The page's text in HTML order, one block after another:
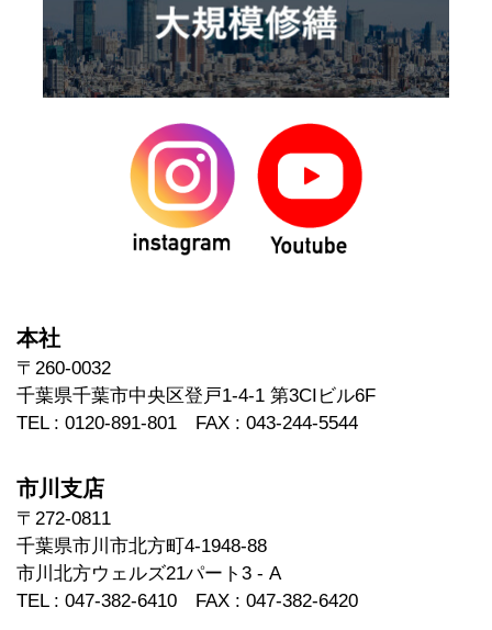
本社
〒260-0032
千葉県千葉市中央区登戸1-4-1 第3CIビル6F
TEL : 0120-891-801 FAX : 043-244-5544
市川支店
〒272-0811
千葉県市川市北方町4-1948-88
市川北方ウェルズ21パート3 - A
TEL : 047-382-6410 FAX : 047-382-6420